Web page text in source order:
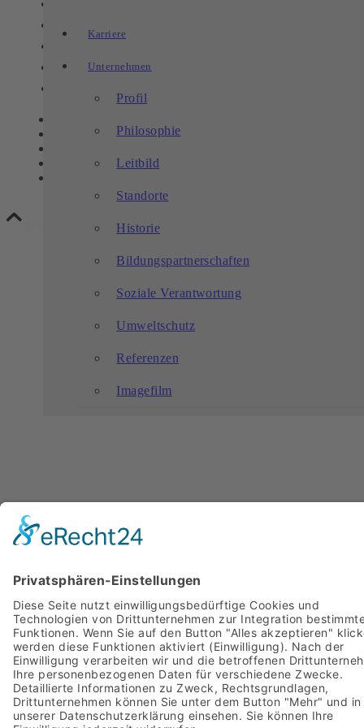
Karriere
Unternehmen
Profil
Philosophie
Leitbild
Standorte
Historie
Bildungspartnerschaften
Soziale Verantwortung
Umweltschutz
Referenzen
Imagefilm
Link zu LinkedIn
Datenschutz
Nach oben scrollen